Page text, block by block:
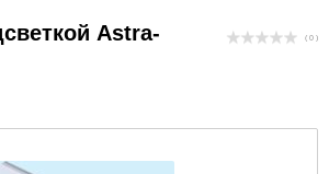
Astra-
( 0 )